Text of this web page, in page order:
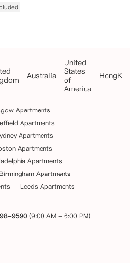
Australia
United
States
of
America
Apartments
Apartments
Apartments
Apartments
Apartments
Birmingham Apartments
Leeds Apartments
9590 (9:00 AM - 6:00 PM)